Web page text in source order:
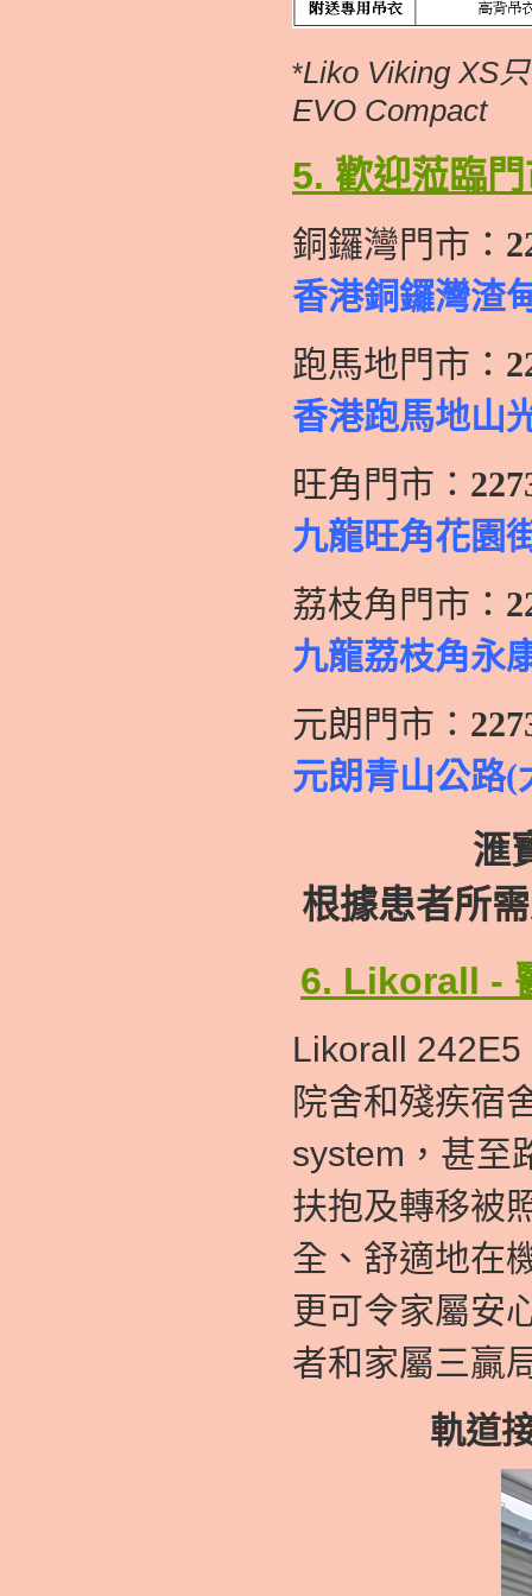
*Liko Viking XS
EVO Compact
5. 歡迎蒞臨
銅鑼灣門市：
香港銅鑼灣渣
跑馬地門市：
香港跑馬地山
旺角門市：
九龍旺角花園
荔枝角門市：
九龍荔枝角永
元朗門市：
元朗青山公路(
滙
根據患者所
6. Likorall -
Likorall
院舍和殘疾宿
system，甚至
扶抱及轉移被
全、舒適地在
更可令家屬安
者和家屬三贏
軌道